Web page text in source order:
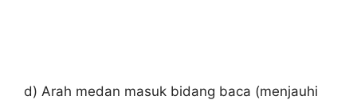
d) Arah medan masuk bidang baca (menjauhi